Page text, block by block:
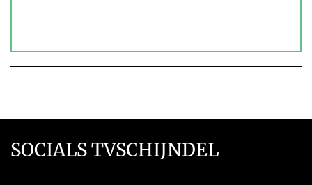
SOCIALS TVSCHIJNDEL